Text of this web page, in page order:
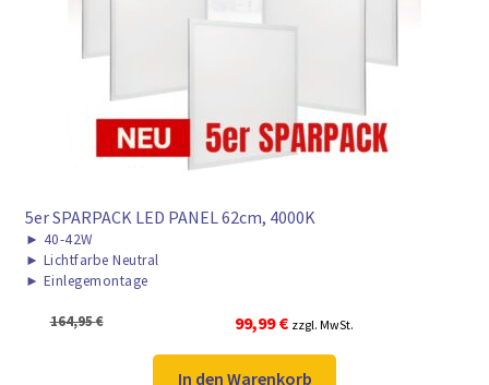
5er SPARPACK LED PANEL 62cm, 4000K
► 40-42W
► Lichtfarbe Neutral
► Einlegemontage
164,95€
Ursprünglicher
Preis
war:
99,99€Aktueller
Preis
ist:
zzgl. MwSt.
In den Warenkorb